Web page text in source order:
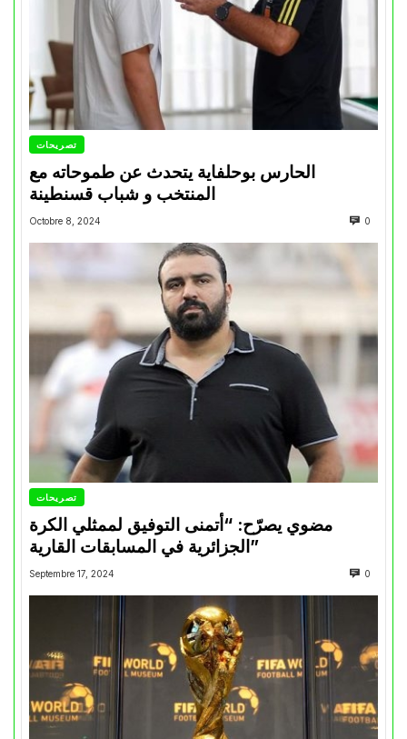
تصريحات
الحارس بوحلفاية يتحدث عن طموحاته مع
المنتخب و شباب قسنطينة
Octobre 8, 2024 0
تصريحات
مضوي يصرّح: “أتمنى التوفيق لممثلي الكرة
الجزائرية في المسابقات القارية”
Septembre 17, 2024 0